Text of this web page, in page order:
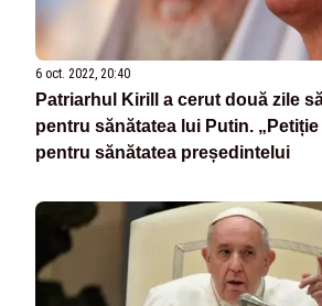
6 oct. 2022, 20:40
Patriarhul Kirill a cerut două zile
pentru sănătatea lui Putin. „Petiție
pentru sănătatea președintelui